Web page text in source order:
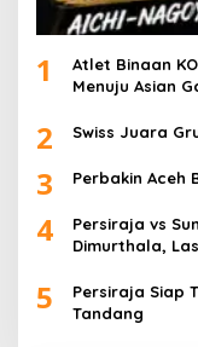
1
Atlet Binaan
Menuju Asian
2 Swiss Juara
3 Perbakin Aceh
4
Persiraja vs
Dimurthala,
5
Persiraja Siap
Tandang